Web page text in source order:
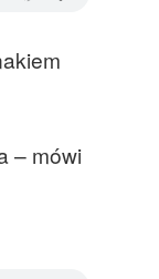
– mówi